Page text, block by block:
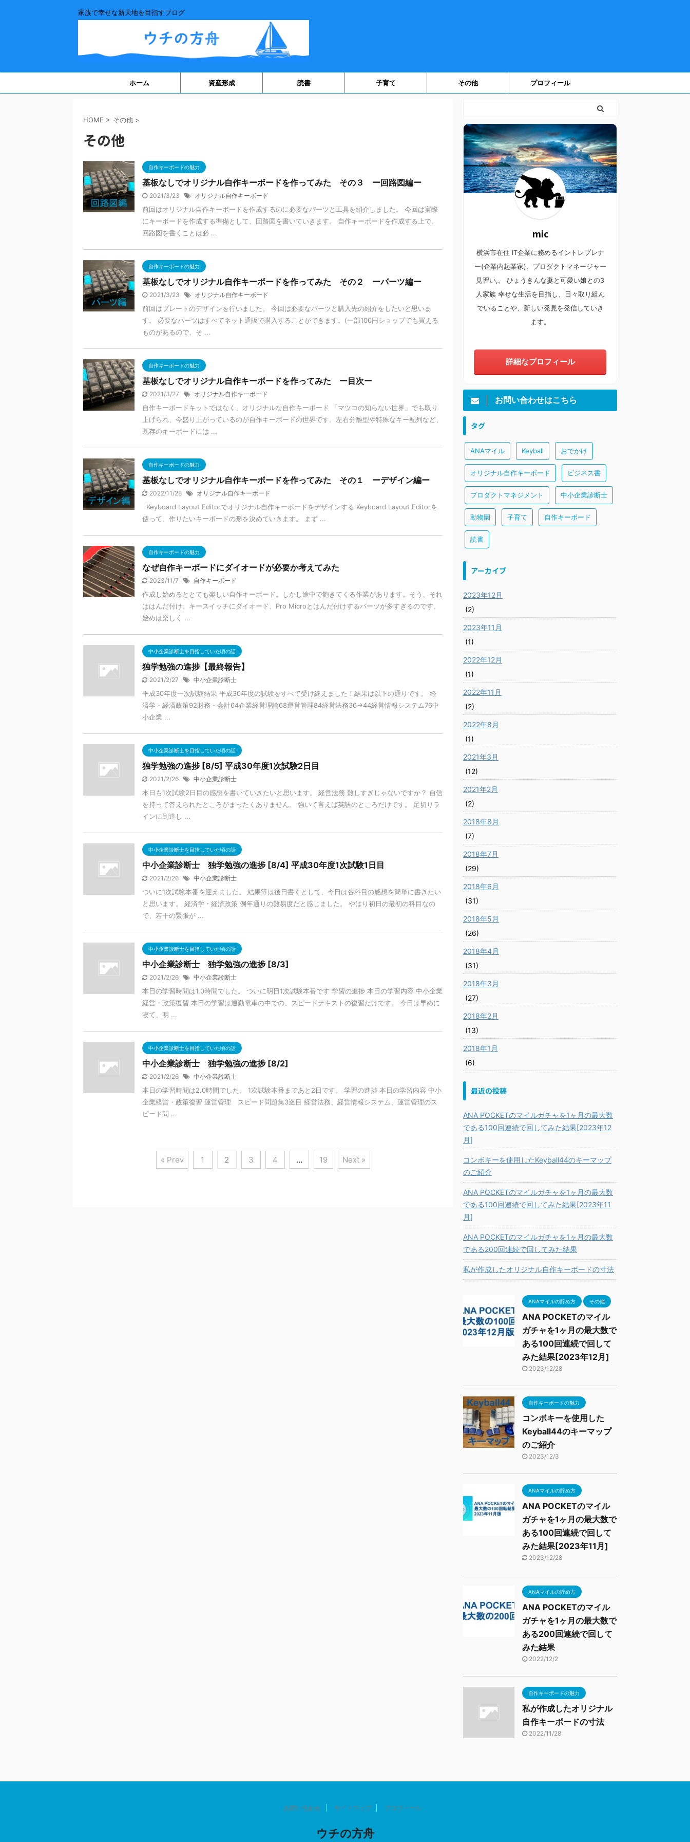
家族で幸せな新天地を目指すブログ
ホーム 資産形成 読書 子育て その他 プロフィール
HOME > その他 >
その他
自作キーボードの魅力
基板なしでオリジナル自作キーボードを作ってみた その３ ー回路図編ー
2021/3/23 オリジナル自作キーボード
前回はオリジナル自作キーボードを作成するのに必要なパーツと工具を紹介しました。 今回は実際
にキーボードを作成する準備として、回路図を書いていきます。 自作キーボードを作成する上で、
回路図を書くことは必 ...
自作キーボードの魅力
基板なしでオリジナル自作キーボードを作ってみた その２ ーパーツ編ー
2021/3/23 オリジナル自作キーボード
前回はプレートのデザインを行いました。 今回は必要なパーツと購入先の紹介をしたいと思いま
す。 必要なパーツはすべてネット通販で購入することができます。(一部100円ショップでも買える
ものがあるので、そ ...
自作キーボードの魅力
基板なしでオリジナル自作キーボードを作ってみた ー目次ー
2021/3/27 オリジナル自作キーボード
自作キーボードキットではなく、オリジナルな自作キーボード 「マツコの知らない世界」でも取り
上げられ、今盛り上がっているのが自作キーボードの世界です。左右分離型や特殊なキー配列など、
既存のキーボードには ...
自作キーボードの魅力
基板なしでオリジナル自作キーボードを作ってみた その１ ーデザイン編ー
2022/11/28 オリジナル自作キーボード
Keyboard Layout Editorでオリジナル自作キーボードをデザインする Keyboard Layout Editorを
使って、作りたいキーボードの形を決めていきます。 まず ...
自作キーボードの魅力
なぜ自作キーボードにダイオードが必要か考えてみた
2023/11/7 自作キーボード
作成し始めるととても楽しい自作キーボード。しかし途中で飽きてくる作業があります。そう、それ
ははんだ付け。キースイッチにダイオード、Pro Microとはんだ付けするバーツが多すぎるのです。
始めは楽しく ...
中小企業診断士を目指していた頃の話
独学勉強の進捗【最終報告】
2021/2/27 中小企業診断士
平成30年度一次試験結果 平成30年度の試験をすべて受け終えました！結果は以下の通りです。 経
済学・経済政策92財務・会計64企業経営理論68運営管理84経営法務36→44経営情報システム76中
小企業 ...
中小企業診断士を目指していた頃の話
独学勉強の進捗 [8/5] 平成30年度1次試験2日目
2021/2/26 中小企業診断士
本日も1次試験2日目の感想を書いていきたいと思います。 経営法務 難しすぎじゃないですか？ 自信
を持って答えられたところがまったくありません。 強いて言えば英語のところだけです。 足切りラ
インに到達し ...
中小企業診断士を目指していた頃の話
中小企業診断士 独学勉強の進捗 [8/4] 平成30年度1次試験1日目
2021/2/26 中小企業診断士
ついに1次試験本番を迎えました。 結果等は後日書くとして、今日は各科目の感想を簡単に書きたい
と思います。 経済学・経済政策 例年通りの難易度だと感じました。 やはり初日の最初の科目なの
で、若干の緊張が ...
中小企業診断士を目指していた頃の話
中小企業診断士 独学勉強の進捗 [8/3]
2021/2/26 中小企業診断士
本日の学習時間は1.0時間でした。 ついに明日1次試験本番です 学習の進捗 本日の学習内容 中小企業
経営・政策復習 本日の学習は通勤電車の中での、スピードテキストの復習だけです。 今日は早めに
寝て、明 ...
中小企業診断士を目指していた頃の話
中小企業診断士 独学勉強の進捗 [8/2]
2021/2/26 中小企業診断士
本日の学習時間は2.0時間でした。 1次試験本番まであと2日です。 学習の進捗 本日の学習内容 中小
企業経営・政策復習 運営管理 スピード問題集3巡目 経営法務、経営情報システム、運営管理のス
ピード問 ...
« Prev 1 2 3 4 … 19 Next »
mic
横浜市在住 IT企業に務めるイントレプレナ
ー(企業内起業家)、プロダクトマネージャー
見習い,。 ひょうきんな妻と可愛い娘との3
人家族 幸せな生活を目指し、日々取り組ん
でいることや、新しい発見を発信していき
ます。
詳細なプロフィール
お問い合わせはこちら
タグ
ANAマイル Keyball おでかけ
オリジナル自作キーボード ビジネス書
プロダクトマネジメント 中小企業診断士
動物園 子育て 自作キーボード
読書
アーカイブ
2023年12月
(2)
2023年11月
(1)
2022年12月
(1)
2022年11月
(2)
2022年8月
(1)
2021年3月
(12)
2021年2月
(2)
2018年8月
(7)
2018年7月
(29)
2018年6月
(31)
2018年5月
(26)
2018年4月
(31)
2018年3月
(27)
2018年2月
(13)
2018年1月
(6)
最近の投稿
ANA POCKETのマイルガチャを1ヶ月の最大数
である100回連続で回してみた結果[2023年12
月]
コンボキーを使用したKeyball44のキーマップ
のご紹介
ANA POCKETのマイルガチャを1ヶ月の最大数
である100回連続で回してみた結果[2023年11
月]
ANA POCKETのマイルガチャを1ヶ月の最大数
である200回連続で回してみた結果
私が作成したオリジナル自作キーボードの寸法
ANAマイルの貯め方 その他
ANA POCKETのマイル
ガチャを1ヶ月の最大数で
ある100回連続で回して
みた結果[2023年12月]
2023/12/28
自作キーボードの魅力
コンボキーを使用した
Keyball44のキーマップ
のご紹介
2023/12/3
ANAマイルの貯め方
ANA POCKETのマイル
ガチャを1ヶ月の最大数で
ある100回連続で回して
みた結果[2023年11月]
2023/12/28
ANAマイルの貯め方
ANA POCKETのマイル
ガチャを1ヶ月の最大数で
ある200回連続で回して
みた結果
2022/12/2
自作キーボードの魅力
私が作成したオリジナル
自作キーボードの寸法
2022/11/28
お問い合わせ サイトマップ プロフィール
ウチの方舟